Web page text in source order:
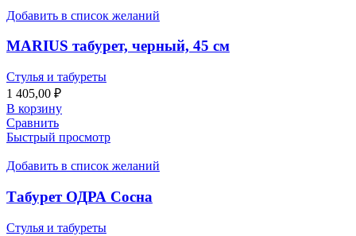
Добавить в список желаний
MARIUS табурет, черный, 45 см
Стулья и табуреты
1 405,00 ₽
В корзину
Сравнить
Быстрый просмотр
Добавить в список желаний
Табурет ОДРА Сосна
Стулья и табуреты